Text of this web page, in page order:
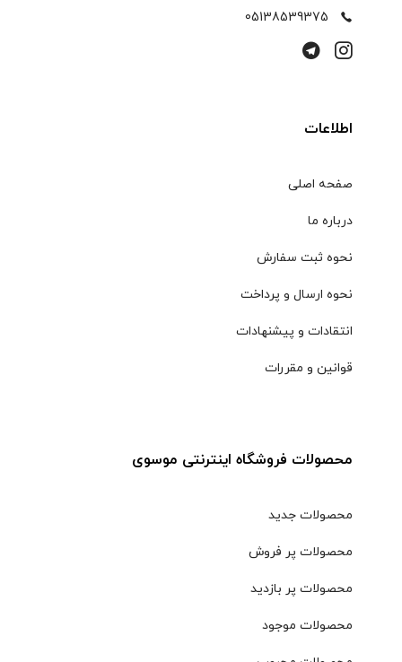
05138539375
اطلاعات
صفحه اصلی
درباره ما
نحوه ثبت سفارش
نحوه ارسال و پرداخت
انتقادات و پیشنهادات
قوانین و مقررات
محصولات فروشگاه اینترنتی موسوی
محصولات جدید
محصولات پر فروش
محصولات پر بازدید
محصولات موجود